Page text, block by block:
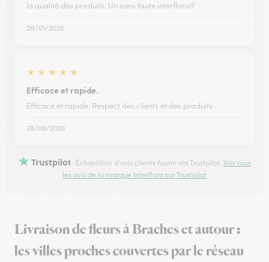
la qualité des produits. Un sans faute interflora!!!
09/01/2026
★ ★ ★ ★ ★
Efficace et rapide.
Efficace et rapide. Respect des clients et des produits
28/06/2026
Trustpilot Échantillon d'avis clients fourni via Trustpilot. Voir tous
les avis de la marque Interflora sur Trustpilot
Livraison de fleurs à Braches et autour :
les villes proches couvertes par le réseau